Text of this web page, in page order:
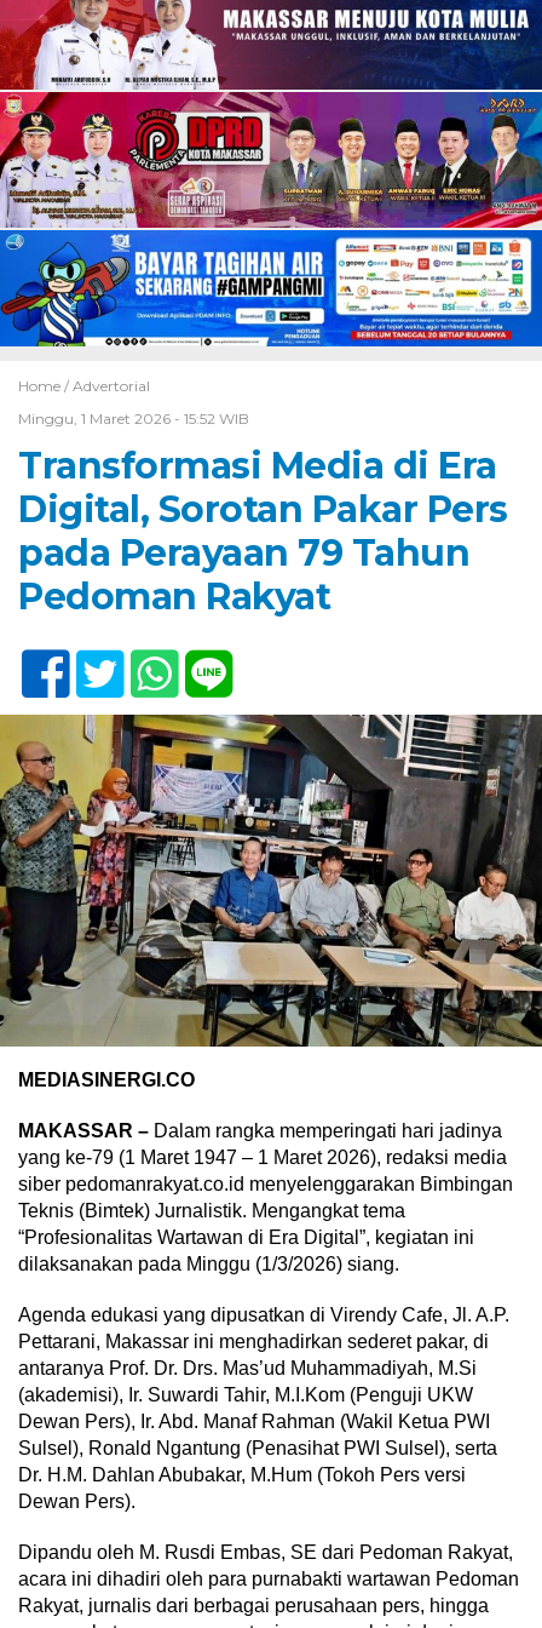
Home / Advertorial
Minggu, 1 Maret 2026 - 15:52 WIB
Transformasi Media di Era
Digital, Sorotan Pakar Pers
pada Perayaan 79 Tahun
Pedoman Rakyat
MEDIASINERGI.CO
MAKASSAR – Dalam rangka memperingati hari jadinya
yang ke-79 (1 Maret 1947 – 1 Maret 2026), redaksi media
siber pedomanrakyat.co.id menyelenggarakan Bimbingan
Teknis (Bimtek) Jurnalistik. Mengangkat tema
“Profesionalitas Wartawan di Era Digital”, kegiatan ini
dilaksanakan pada Minggu (1/3/2026) siang.
Agenda edukasi yang dipusatkan di Virendy Cafe, Jl. A.P.
Pettarani, Makassar ini menghadirkan sederet pakar, di
antaranya Prof. Dr. Drs. Mas’ud Muhammadiyah, M.Si
(akademisi), Ir. Suwardi Tahir, M.I.Kom (Penguji UKW
Dewan Pers), Ir. Abd. Manaf Rahman (Wakil Ketua PWI
Sulsel), Ronald Ngantung (Penasihat PWI Sulsel), serta
Dr. H.M. Dahlan Abubakar, M.Hum (Tokoh Pers versi
Dewan Pers).
Dipandu oleh M. Rusdi Embas, SE dari Pedoman Rakyat,
acara ini dihadiri oleh para purnabakti wartawan Pedoman
Rakyat, jurnalis dari berbagai perusahaan pers, hingga